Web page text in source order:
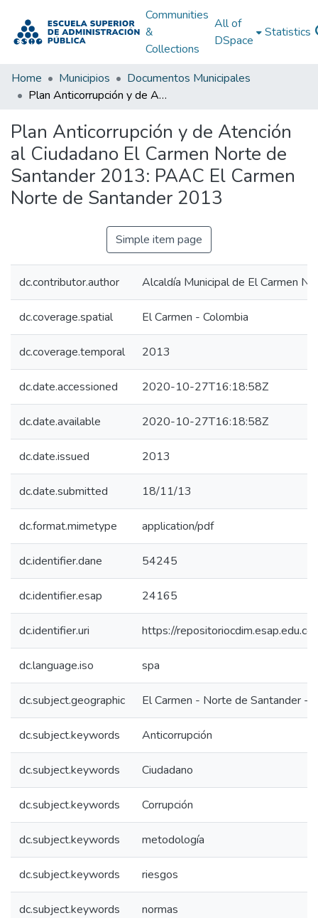
Communities
&
Collections
All of
DSpace
Statistics
Home Municipios
Documentos Municipales
Plan Anticorrupción y de Atención al Ciudadano El Carmen Norte de Santander 2013: PAAC El Carmen Norte de Santander 2013
Plan Anticorrupción y de Atención
al Ciudadano El Carmen Norte de
Santander 2013: PAAC El Carmen
Norte de Santander 2013
Simple item page
dc.contributor.author Alcaldía Municipal de El Carmen
dc.coverage.spatial El Carmen - Colombia
dc.coverage.temporal 2013
dc.date.accessioned 2020-10-27T16:18:58Z
dc.date.available 2020-10-27T16:18:58Z
dc.date.issued 2013
dc.date.submitted 18/11/13
dc.format.mimetype application/pdf
dc.identifier.dane 54245
dc.identifier.esap 24165
dc.identifier.uri https://
dc.language.iso spa
dc.subject.geographic El Carmen - Norte de Santander -
dc.subject.keywords Anticorrupción
dc.subject.keywords Ciudadano
dc.subject.keywords Corrupción
dc.subject.keywords metodología
dc.subject.keywords riesgos
dc.subject.keywords normas